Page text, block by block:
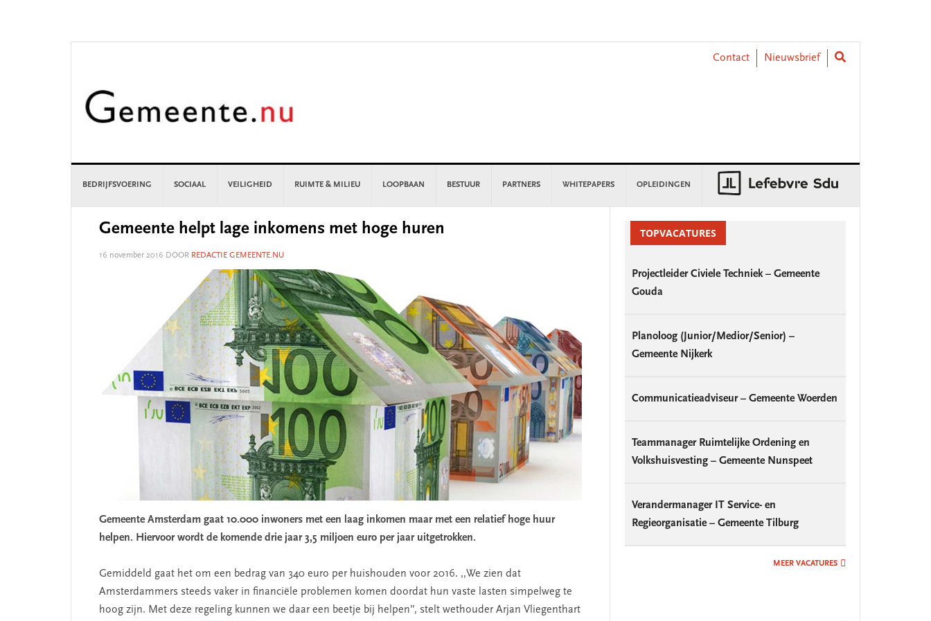
Contact
Nieuwsbrief
BEDRIJFSVOERING SOCIAAL VEILIGHEID RUIMTE & MILIEU LOOPBAAN BESTUUR PARTNERS WHITEPAPERS OPLEIDINGEN
Gemeente helpt lage inkomens met hoge huren
16 november 2016 DOOR REDACTIE GEMEENTE.NU
Gemeente Amsterdam gaat 10.000 inwoners met een laag inkomen maar met een relatief hoge huur
helpen. Hiervoor wordt de komende drie jaar 3,5 miljoen euro per jaar uitgetrokken.
Gemiddeld gaat het om een bedrag van 340 euro per huishouden voor 2016. ,,We zien dat
Amsterdammers steeds vaker in financiële problemen komen doordat hun vaste lasten simpelweg te
hoog zijn. Met deze regeling kunnen we daar een beetje bij helpen”, stelt wethouder Arjan Vliegenthart
SidebarTOPVACATURES
Projectleider Civiele Techniek – Gemeente
Gouda
Planoloog (Junior/Medior/Senior) –
Gemeente Nijkerk
Communicatieadviseur – Gemeente Woerden
Teammanager Ruimtelijke Ordening en
Volkshuisvesting – Gemeente Nunspeet
Verandermanager IT Service- en
Regieorganisatie – Gemeente Tilburg
MEER VACATURES